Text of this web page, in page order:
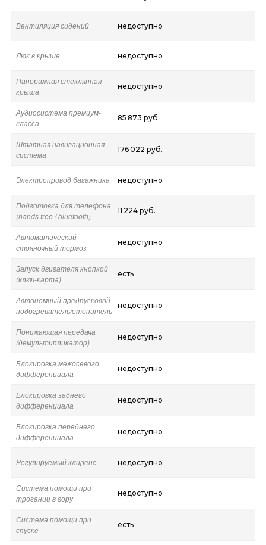
Вентиляция сидений недоступно
Люк в крыше недоступно
Панорамная стеклянная
крыша
недоступно
Аудиосистема премиум-
класса
85 873 руб.
Штатная навигационная
система
176 022 руб.
Электропривод багажника недоступно
Подготовка для телефона
(hands free / bluetooth)
11 224 руб.
Автоматический
стояночный тормоз
недоступно
Запуск двигателя кнопкой
(ключ-карта)
есть
Автономный предпусковой
подогреватель/отопитель
недоступно
Понижающая передача
(демультипликатор)
недоступно
Блокировка межосевого
дифференциала
недоступно
Блокировка заднего
дифференциала
недоступно
Блокировка переднего
дифференциала
недоступно
Регулируемый клиренс недоступно
Система помощи при
трогании в гору
недоступно
Система помощи при
спуске
есть